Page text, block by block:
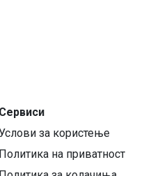
Сервиси
за користење
Политика на приватност